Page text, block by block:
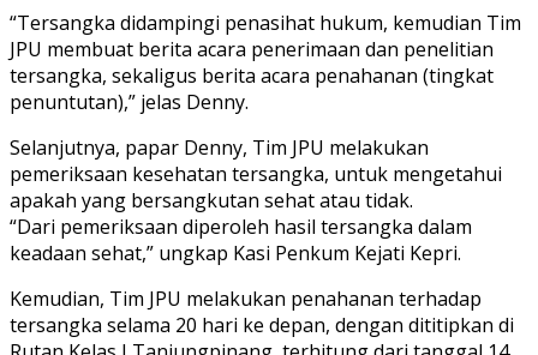
“Tersangka didampingi penasihat hukum, kemudian Tim
JPU membuat berita acara penerimaan dan penelitian
tersangka, sekaligus berita acara penahanan (tingkat
penuntutan),” jelas Denny.
Selanjutnya, papar Denny, Tim JPU melakukan
pemeriksaan kesehatan tersangka, untuk mengetahui
apakah yang bersangkutan sehat atau tidak.
“Dari pemeriksaan diperoleh hasil tersangka dalam
keadaan sehat,” ungkap Kasi Penkum Kejati Kepri.
Kemudian, Tim JPU melakukan penahanan terhadap
tersangka selama 20 hari ke depan, dengan dititipkan di